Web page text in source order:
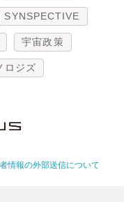
SYNSPECTIVE
宇宙政策
ロジズ
情報の外部送信について